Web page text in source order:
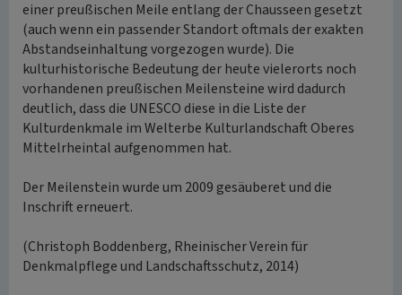
einer preußischen Meile entlang der Chausseen gesetzt
(auch wenn ein passender Standort oftmals der exakten
Abstandseinhaltung vorgezogen wurde). Die
kulturhistorische Bedeutung der heute vielerorts noch
vorhandenen preußischen Meilensteine wird dadurch
deutlich, dass die UNESCO diese in die Liste der
Kulturdenkmale im Welterbe Kulturlandschaft Oberes
Mittelrheintal aufgenommen hat.
Der Meilenstein wurde um 2009 gesäuberet und die
Inschrift erneuert.
(Christoph Boddenberg, Rheinischer Verein für
Denkmalpflege und Landschaftsschutz, 2014)